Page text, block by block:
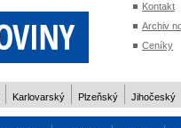
Kontakt
Archiv
Ceníky
Karlovarský Plzeňský Jihočeský